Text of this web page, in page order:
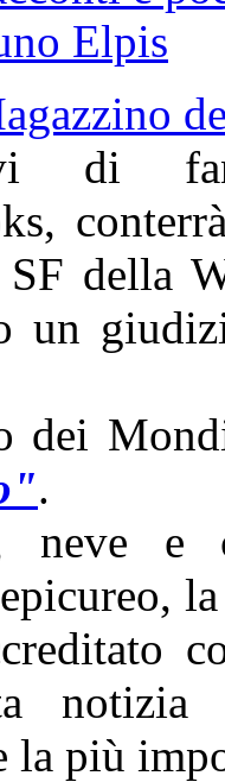
Elpis
di
della
un
dei
.
neve e
notizia
la più